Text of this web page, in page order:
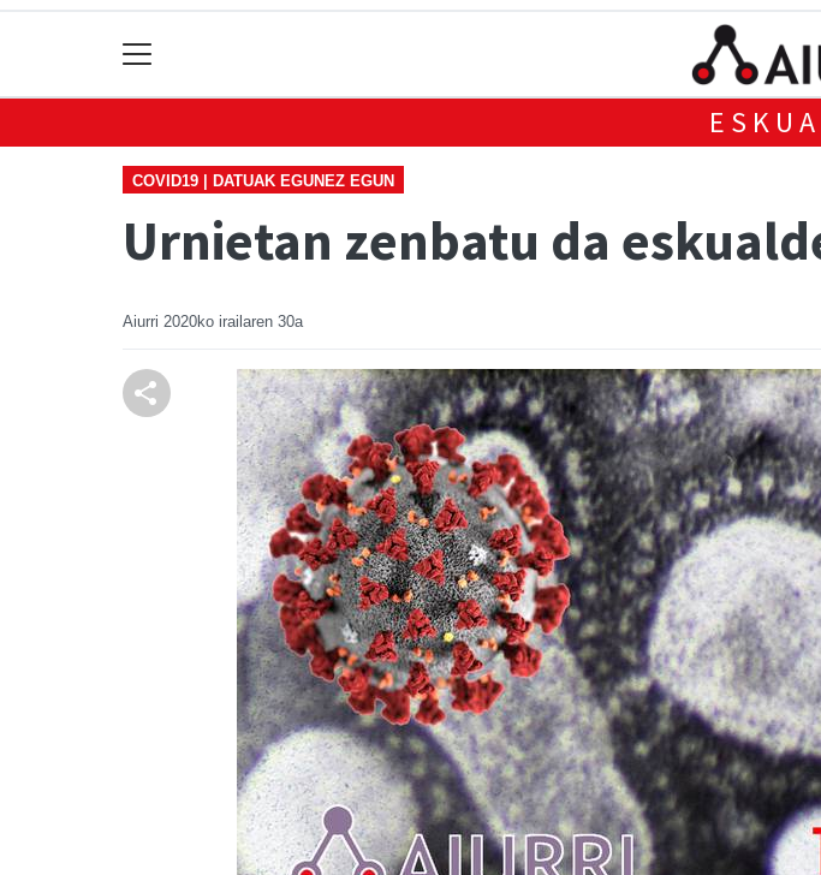
COVID19 | DATUAK EGUNEZ EGUN
Urnietan zenbatu da
Aiurri 2020ko irailaren 30a